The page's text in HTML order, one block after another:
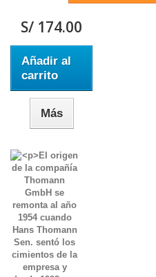
S/ 174.00
Añadir al
carrito
Más